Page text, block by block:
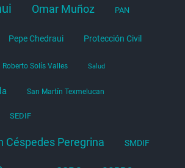
Omar Muñoz PAN
Pepe Chedraui Protección Civil
Roberto Solís Valles Salud
San Martín Texmelucan
SEDIF
Céspedes Peregrina SMDIF